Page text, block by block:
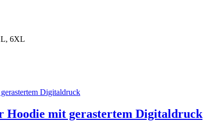
6XL
Hoodie mit gerastertem Digitaldruck